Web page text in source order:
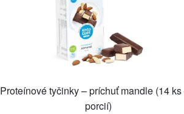
Proteínové tyčinky – príchuť mandle (14 ks
porcií)